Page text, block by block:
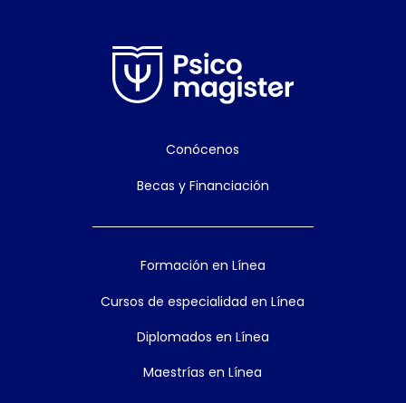
Conócenos
Becas y Financiación
Formación en Línea
Cursos de especialidad en Línea
Diplomados en Línea
Maestrías en Línea